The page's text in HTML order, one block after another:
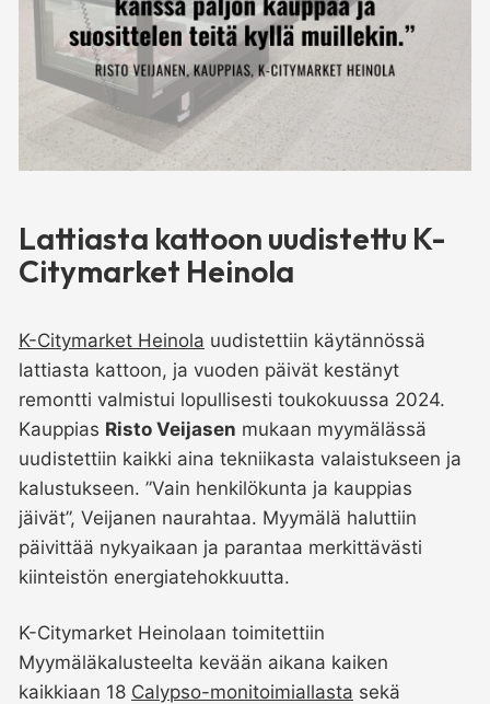
Lattiasta kattoon uudistettu K-
Citymarket Heinola
K-Citymarket Heinola uudistettiin käytännössä
lattiasta kattoon, ja vuoden päivät kestänyt
remontti valmistui lopullisesti toukokuussa 2024.
Kauppias Risto Veijasen mukaan myymälässä
uudistettiin kaikki aina tekniikasta valaistukseen ja
kalustukseen. ”Vain henkilökunta ja kauppias
jäivät”, Veijanen naurahtaa. Myymälä haluttiin
päivittää nykyaikaan ja parantaa merkittävästi
kiinteistön energiatehokkuutta.
K-Citymarket Heinolaan toimitettiin
Myymäläkalusteelta kevään aikana kaiken
kaikkiaan 18 Calypso-monitoimiallasta sekä